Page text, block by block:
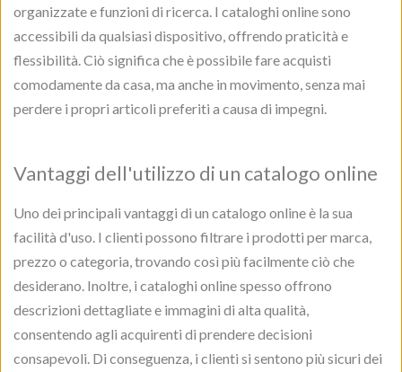
organizzate e funzioni di ricerca. I cataloghi online sono
accessibili da qualsiasi dispositivo, offrendo praticità e
flessibilità. Ciò significa che è possibile fare acquisti
comodamente da casa, ma anche in movimento, senza mai
perdere i propri articoli preferiti a causa di impegni.
Vantaggi dell'utilizzo di un catalogo online
Uno dei principali vantaggi di un catalogo online è la sua
facilità d'uso. I clienti possono filtrare i prodotti per marca,
prezzo o categoria, trovando così più facilmente ciò che
desiderano. Inoltre, i cataloghi online spesso offrono
descrizioni dettagliate e immagini di alta qualità,
consentendo agli acquirenti di prendere decisioni
consapevoli. Di conseguenza, i clienti si sentono più sicuri dei